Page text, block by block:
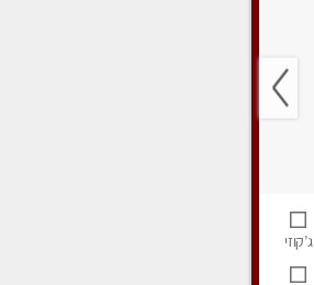
ג’קוזי